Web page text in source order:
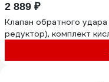
2 889 ₽
Клапан обратного
редуктор), комплект